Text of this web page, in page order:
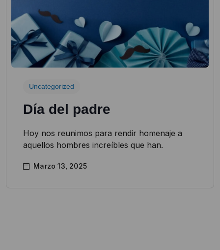
Uncategorized
Día del padre
Hoy nos reunimos para rendir homenaje a
aquellos hombres increíbles que han.
Marzo 13, 2025